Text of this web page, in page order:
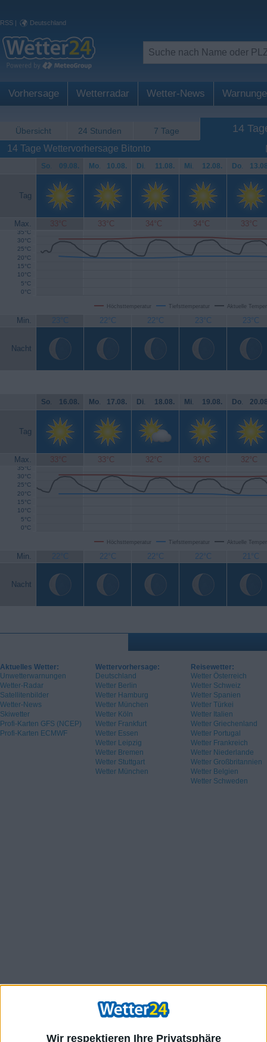
Wir respektieren Ihre Privatsphäre
RSS | Deutschland
Vorhersage Wetterradar Wetter-News
Übersicht 24 Stunden 7 Tage 14
14 Tage Wettervorhersage Bitonto
So. 09.08. Mo. 10.08. Di. 11.08. Mi. 12.08. Do.
Tag
Max. 33°C 33°C 34°C 34°C 33°C
Höchsttemperatur Tiefsttemperatur Aktuelle
0°C
5°C
10°C
15°C
20°C
25°C
30°C
35°C
Min. 23°C 22°C 22°C 23°C 23°C
Nacht
So. 16.08. Mo. 17.08. Di. 18.08. Mi. 19.08. Do.
Tag
Max. 33°C 33°C 32°C 32°C 32°C
Höchsttemperatur Tiefsttemperatur Aktuelle
0°C
5°C
10°C
15°C
20°C
25°C
30°C
35°C
Min. 22°C 22°C 22°C 22°C 21°C
Nacht
Aktuelles Wetter:
Unwetterwarnungen
Wetter-Radar
Satellitenbilder
Wetter-News
Skiwetter
Profi-Karten GFS (NCEP)
Profi-Karten ECMWF
Wettervorhersage:
Deutschland
Wetter Berlin
Wetter Hamburg
Wetter München
Wetter Köln
Wetter Frankfurt
Wetter Essen
Wetter Leipzig
Wetter Bremen
Wetter Stuttgart
Wetter München
Reisewetter:
Wetter Österreich
Wetter Schweiz
Wetter Spanien
Wetter Türkei
Wetter Italien
Wetter Griechenland
Wetter Portugal
Wetter Frankreich
Wetter Niederlande
Wetter Großbritannien
Wetter Belgien
Wetter Schweden